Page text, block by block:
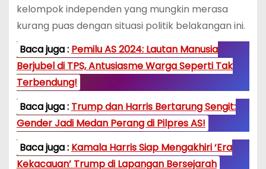
kelompok independen yang mungkin merasa
kurang puas dengan situasi politik belakangan ini.
Baca juga : Pemilu AS 2024: Lautan Manusia
Berjubel di TPS, Antusiasme Warga Seperti Tak
Terbendung!
Baca juga : Trump dan Harris Bertarung Sengit:
Gender Jadi Medan Perang di Pilpres AS!
Baca juga : Kamala Harris Siap Mengakhiri ‘Era
Kekacauan’ Trump di Lapangan Bersejarah